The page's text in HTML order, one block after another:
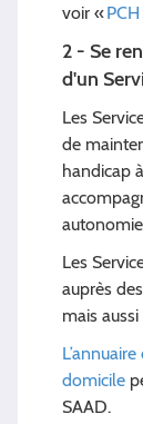
voir «PCH
2 - Se
d'un
Les
de
handicap
Les
auprès
mais
domicile
SAAD.